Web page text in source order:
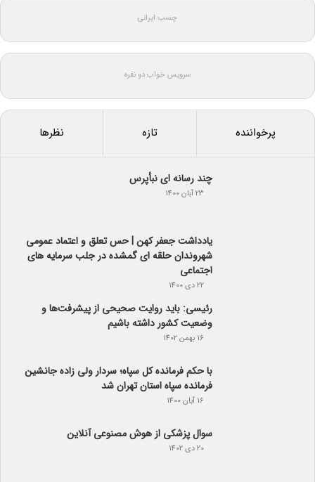
چسب ایرانی
سرویس خواب دو نفره
پرخواننده تازه نظرها
چند رسانه ای نبأپرس
23 آبان 1400
یادداشت جعفر کهن | حس تعلق و اعتماد عمومی
شهروندان حلقه ای گمشده در جلب سرمایه های
اجتماعی
22 دی 1400
رئیسی: باید روایت صحیحی از پیشرفت‌ها و
وضعیت کشور داشته باشیم
16 بهمن 1402
با حکم فرمانده کل سپاه؛ سردار ولی زاده جانشین
فرمانده سپاه استان تهران شد
16 آبان 1400
سوال پزشکی از هوش مصنوعی آنلاین
20 دی 1402